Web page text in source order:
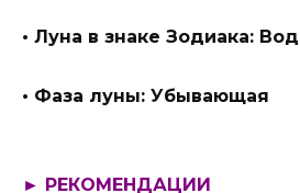
• Луна в знаке Зодиака:
• Фаза луны: Убывающая
► РЕКОМЕНДАЦИИ